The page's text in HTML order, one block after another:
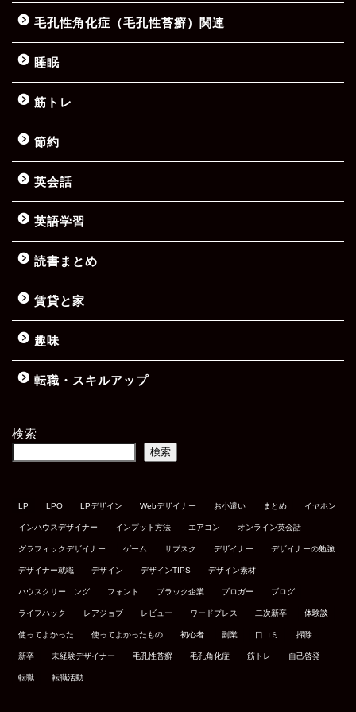
毛孔性角化症（毛孔性苔癬）関連
睡眠
筋トレ
節約
英会話
英語学習
読書まとめ
賃貸と家
趣味
転職・スキルアップ
検索
検索
LP LPO LPデザイン Webデザイナー お小遣い まとめ イヤホン
インハウスデザイナー インプット方法 エアコン オンライン英会話
グラフィックデザイナー ゲーム サブスク デザイナー デザイナーの勉強
デザイナー就職 デザイン デザインTIPS デザイン素材
ハウスクリーニング フォント ブラック企業 ブロガー ブログ
ライフハック レアジョブ レビュー ワードプレス 二次新卒 体験談
使ってよかった 使ってよかったもの 初心者 副業 口コミ 掃除
新卒 未経験デザイナー 毛孔性苔癬 毛孔角化症 筋トレ 自己啓発
転職 転職活動